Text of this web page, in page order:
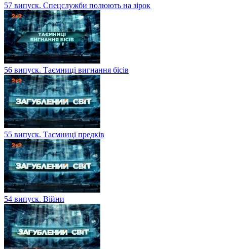
57 випуск. Спецслужби полюють на зірок
56 випуск. Таємниці вигнання бісів
55 випуск. Таємниці предків
54 випуск. Війни